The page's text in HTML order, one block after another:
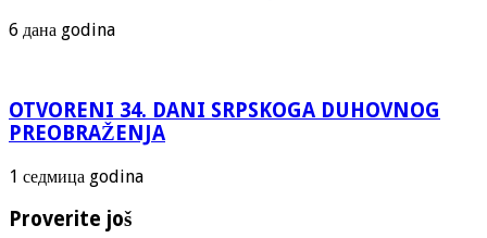
6 дана godina
OTVORENI 34. DANI SRPSKOGA DUHOVNOG
PREOBRAŽENJA
1 седмица godina
Proverite još